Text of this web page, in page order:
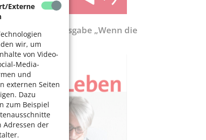
Externe
wir, um
von Video-
Media-
und
externen Seiten
Dazu
zum Beispiel
Adressen der
Sonderausgabe „Wenn die
reicht“